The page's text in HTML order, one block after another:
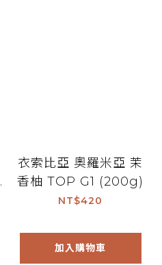
衣索比亞 奧羅米亞 茉
香柚 TOP G1 (200g)
NT$420
加入購物車